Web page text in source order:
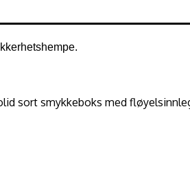
sort smykkeboks med